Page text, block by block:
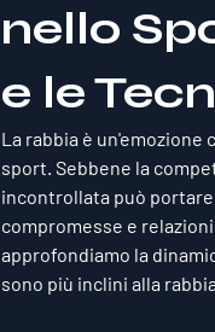
nello
e le
La rabbia è
sport. Sebbene la
incontrollata può
compromesse e
approfondiamo la
sono più inclini alla